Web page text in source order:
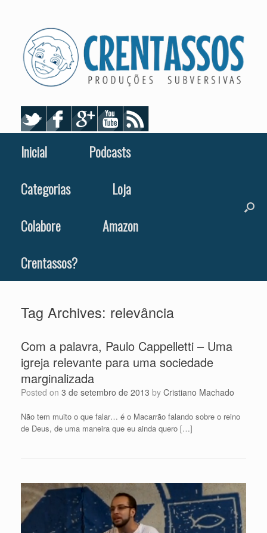
Inicial
Podcasts
Categorias
Loja
Colabore
Amazon
Crentassos?
Tag Archives: relevância
Com a palavra, Paulo Cappelletti – Uma
igreja relevante para uma sociedade
marginalizada
Posted on 3 de setembro de 2013 by Cristiano Machado
Não tem muito o que falar… é o Macarrão falando sobre o reino
de Deus, de uma maneira que eu ainda quero […]